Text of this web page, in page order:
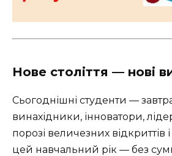
Нове століття — нові
Сьогоднішні студенти —
винахідники, інноватори,
порозі величезних відкриттів
цей навчальний рік — без